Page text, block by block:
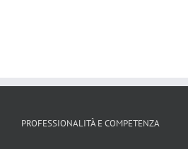
PROFESSIONALITÀ E COMPETENZA